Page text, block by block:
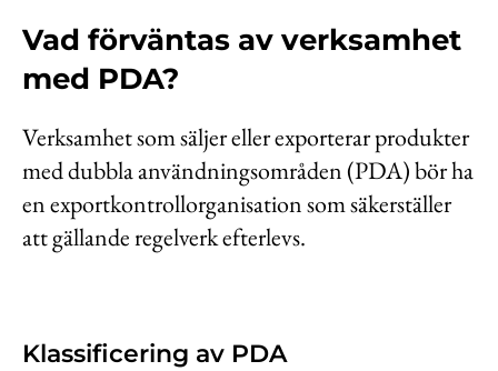
Om ISP
Lediga jobb
Kundwebben
In English
Vad förväntas av verksamhet
med PDA?
Verksamhet som säljer eller exporterar produkter
med dubbla användningsområden (PDA) bör ha
en exportkontrollorganisation som säkerställer
att gällande regelverk efterlevs.
Klassificering av PDA